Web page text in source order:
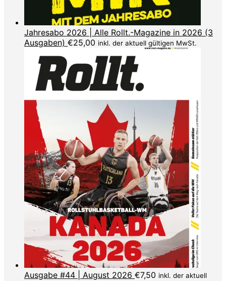
Jahresabo 2026 | Alle Rollt.-Magazine in 2026 (3
Ausgaben) €25,00 inkl. der aktuell gültigen MwSt.
Ausgabe #44 | August 2026 €7,50 inkl. der aktuell